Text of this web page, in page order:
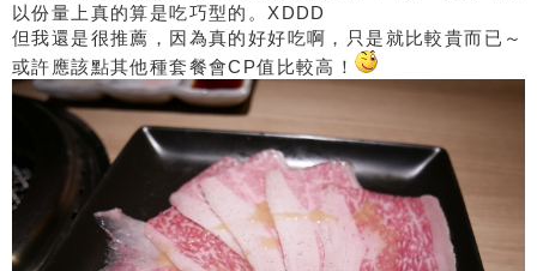
以份量上真的算是吃巧型的。XDDD
但我還是很推薦，因為真的好好吃啊，只是就比較貴而已～
或許應該點其他種套餐會CP值比較高！